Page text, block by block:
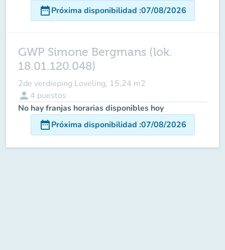
date_rangePróxima disponibilidad :07/08/2026
GWP Simone Bergmans (lok.
18.01.120.048)
2de verdieping Loveling, 15,24 m2
person 4 puestos
No hay franjas horarias disponibles hoy
date_rangePróxima disponibilidad :07/08/2026